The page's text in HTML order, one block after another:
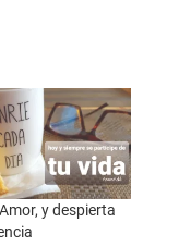
y despierta